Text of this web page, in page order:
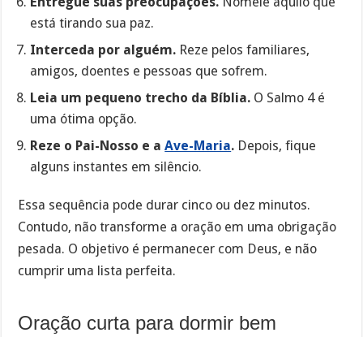
está tirando sua paz.
Interceda por alguém. Reze pelos familiares,
amigos, doentes e pessoas que sofrem.
Leia um pequeno trecho da Bíblia. O Salmo 4 é
uma ótima opção.
Reze o Pai-Nosso e aAve-Maria. Depois, fique
alguns instantes em silêncio.
Essa sequência pode durar cinco ou dez minutos.
Contudo, não transforme a oração em uma obrigação
pesada. O objetivo é permanecer com Deus, e não
cumprir uma lista perfeita.
Oração curta para dormir bem